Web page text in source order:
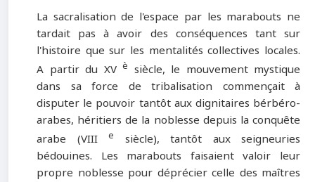
La sacralisation de l'espace par les marabouts ne
tardait pas à avoir des conséquences tant sur
l'histoire que sur les mentalités collectives locales.
A partir du XV è siècle, le mouvement mystique
dans sa force de tribalisation commençait à
disputer le pouvoir tantôt aux dignitaires bérbéro-
arabes, héritiers de la noblesse depuis la conquête
arabe (VIII e
siècle), tantôt aux seigneuries
bédouines. Les marabouts faisaient valoir leur
propre noblesse pour déprécier celle des maîtres